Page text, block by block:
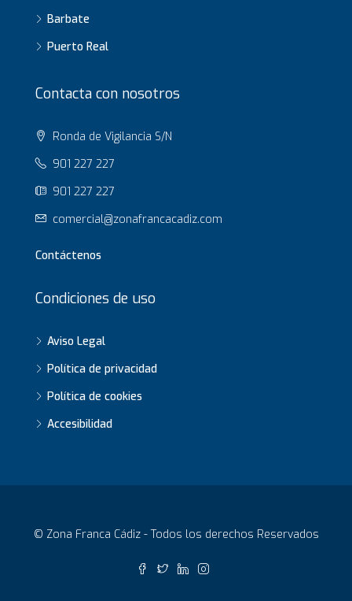
Barbate
Puerto Real
Contacta con nosotros
Ronda de Vigilancia S/N
901 227 227
901 227 227
comercial@zonafrancacadiz.com
Contáctenos
Condiciones de uso
Aviso Legal
Política de privacidad
Política de cookies
Accesibilidad
© Zona Franca Cádiz - Todos los derechos Reservados